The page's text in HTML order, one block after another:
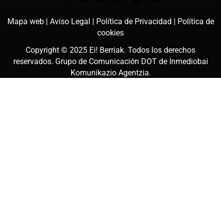
Mapa web | Aviso Legal | Política de Privacidad | Política de
cookies
Copyright © 2025 Ei! Berriak. Todos los derechos
reservados. Grupo de Comunicación DOT de Inmediobai
Komunikazio Agentzia.